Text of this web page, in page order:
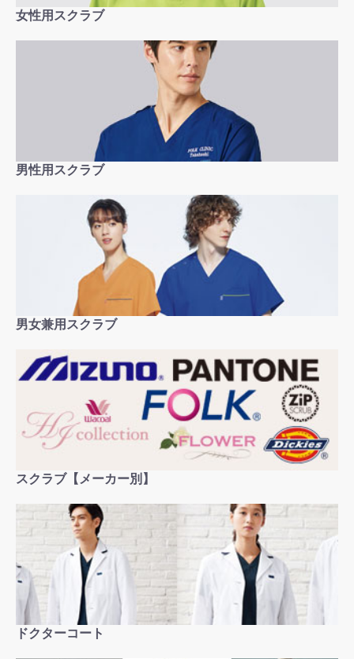
お買い物を続ける カートへ進む
女性用スクラブ
男性用スクラブ
男女兼用スクラブ
スクラブ【メーカー別】
ドクターコート